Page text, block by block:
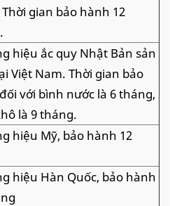
gian bảo hành 12
hiệu ắc quy Nhật Bản sản
Việt Nam. Thời gian bảo
với bình nước là 6 tháng,
là 9 tháng.
hiệu Mỹ, bảo hành 12
hiệu Hàn Quốc, bảo hành